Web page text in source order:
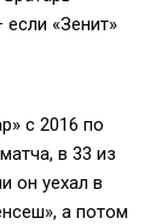
если «Зенит»
с 2016 по
в 33 из
он уехал в
а потом